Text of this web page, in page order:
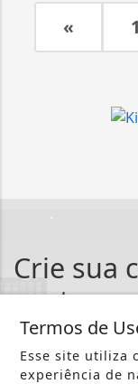
« 1
Crie sua
Você pode ler
classificados
Termos de
Esse site utiliza
experiência de